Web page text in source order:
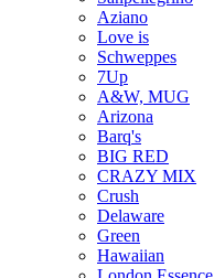
Aziano
Love is
Schweppes
7Up
A&W, MUG
Arizona
Barq's
BIG RED
CRAZY MIX
Crush
Delaware
Green
Hawaiian